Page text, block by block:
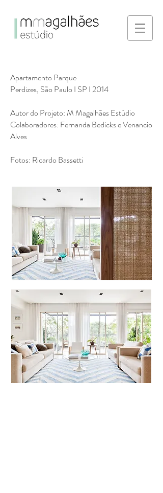
Apartamento Parque
Perdizes, São Paulo I SP I 2014
Autor do Projeto: M Magalhães Estúdio
Colaboradores: Fernanda Bedicks e Venancio
Alves
Fotos: Ricardo Bassetti